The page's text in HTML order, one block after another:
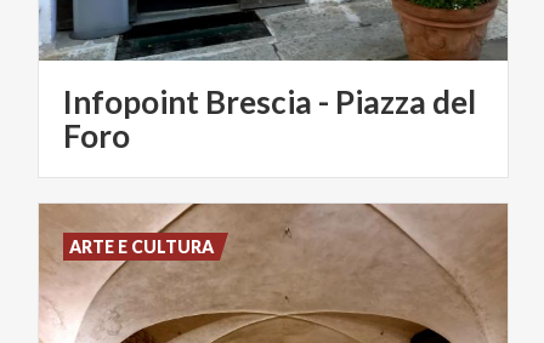
Infopoint Brescia - Piazza del
Foro
ARTE E CULTURA